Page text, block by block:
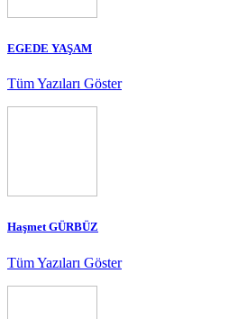
EGEDE YAŞAM
Tüm Yazıları Göster
Haşmet GÜRBÜZ
Tüm Yazıları Göster